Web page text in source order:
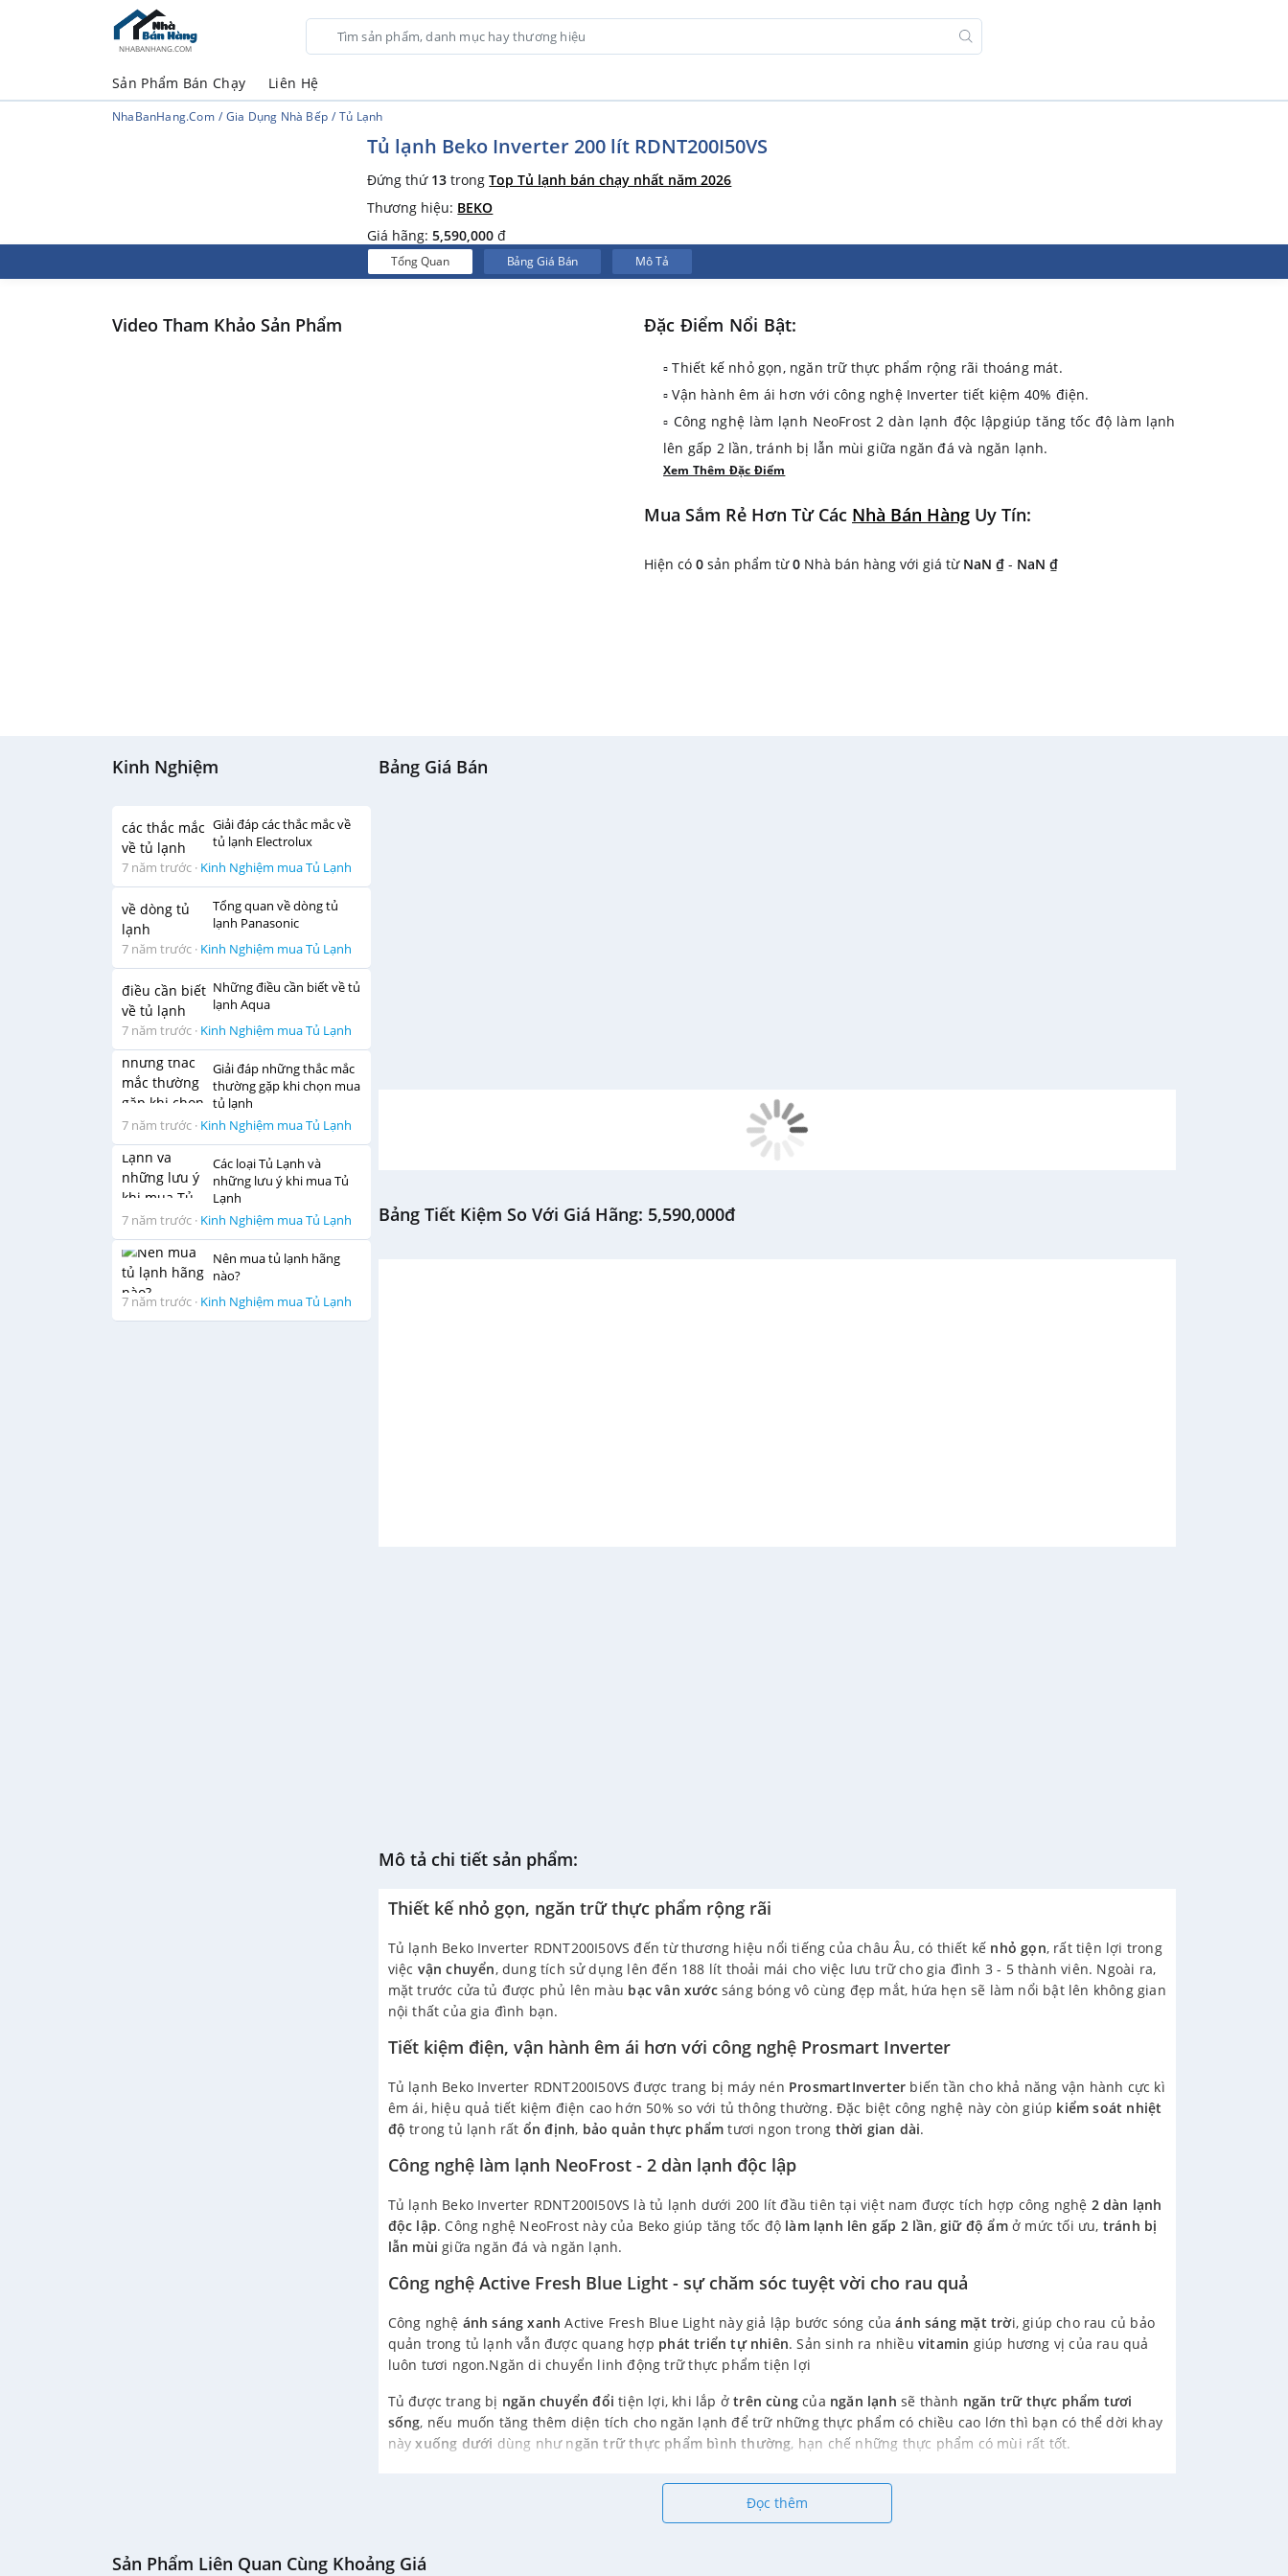
NHABANHANG.COM
Sản Phẩm Bán Chạy Liên Hệ
NhaBanHang.com Gia Dụng Nhà Bếp Tủ Lạnh
Tủ lạnh Beko Inverter 200 lít RDNT200I50VS
Đứng thứ 13 trongTop Tủ lạnh bán chạy nhất năm 2026
Thương hiệu: BEKO
Giá hãng:5,590,000 đ
Tổng Quan Bảng Giá Bán Mô Tả
Video Tham Khảo Sản Phẩm Đặc Điểm Nổi Bật:
▫ Thiết kế nhỏ gọn, ngăn trữ thực phẩm rộng rãi thoáng mát.
▫ Vận hành êm ái hơn với công nghệ Inverter tiết kiệm 40% điện.
▫ Công nghệ làm lạnh NeoFrost 2 dàn lạnh độc lậpgiúp tăng tốc độ làm lạnh
lên gấp 2 lần, tránh bị lẫn mùi giữa ngăn đá và ngăn lạnh.
▫ Công nghệ Active Fresh Blue Light giữ vitamin sự chăm sóc tuyệt vời cho
▫ Ngăn di chuyển linh động trữ thực phẩm tiện lợi.
▫ Máy nén bảo hành 12 năm
Xem Thêm Đặc Điểm
Mua Sắm Rẻ Hơn Từ Các Nhà Bán Hàng Uy Tín:
Hiện có 0 sản phẩm từ0 Nhà bán hàng với giá từ NaN ₫ - NaN ₫
Kinh Nghiệm
Giải đáp các thắc mắc về
tủ lạnh Electrolux
7 năm trước · Kinh Nghiệm mua Tủ Lạnh
Tổng quan về dòng tủ
lạnh Panasonic
7 năm trước · Kinh Nghiệm mua Tủ Lạnh
Những điều cần biết về tủ
lạnh Aqua
7 năm trước · Kinh Nghiệm mua Tủ Lạnh
Giải đáp những thắc mắc
thường gặp khi chọn mua
tủ lạnh
7 năm trước · Kinh Nghiệm mua Tủ Lạnh
Các loại Tủ Lạnh và
những lưu ý khi mua Tủ
Lạnh
7 năm trước · Kinh Nghiệm mua Tủ Lạnh
Nên mua tủ lạnh hãng
nào?
7 năm trước · Kinh Nghiệm mua Tủ Lạnh
Bảng Giá Bán
Bảng Tiết Kiệm So Với Giá Hãng: 5,590,000đ
Mô tả chi tiết sản phẩm:
Thiết kế nhỏ gọn, ngăn trữ thực phẩm rộng rãi
Tủ lạnh Beko Inverter RDNT200I50VS đến từ thương hiệu nổi tiếng của châu Âu, có thiết kế nhỏ gọn, rất tiện lợi trong
việc vận chuyển, dung tích sử dụng lên đến 188 lít thoải mái cho việc lưu trữ cho gia đình 3 - 5 thành viên. Ngoài ra,
mặt trước cửa tủ được phủ lên màu bạc vân xướcsáng bóng vô cùng đẹp mắt, hứa hẹn sẽ làm nổi bật lên không gian
nội thất của gia đình bạn.
Tiết kiệm điện, vận hành êm ái hơn với công nghệ Prosmart Inverter
Tủ lạnh Beko Inverter RDNT200I50VS được trang bị máy nén ProsmartInverter biến tần cho khả năng vận hành cực kì
êm ái, hiệu quả tiết kiệm điện cao hớn 50% so với tủ thông thường. Đặc biệt công nghệ này còn giúp kiểm soát nhiệt
độ trong tủ lạnh rất ổn định, bảo quản thực phẩm tươi ngon trong thời gian dài.
Công nghệ làm lạnh NeoFrost - 2 dàn lạnh độc lập
Tủ lạnh Beko Inverter RDNT200I50VS là tủ lạnh dưới 200 lít đầu tiên tại việt nam được tích hợp công nghệ 2 dàn lạnh
độc lập. Công nghệ NeoFrost này của Beko giúp tăng tốc độ làm lạnh lên gấp 2 lần, giữ độ ẩm ở mức tối ưu, tránh bị
lẫn mùi giữa ngăn đá và ngăn lạnh.
Công nghệ Active Fresh Blue Light - sự chăm sóc tuyệt vời cho rau quả
Công nghệ ánh sáng xanh Active Fresh Blue Light này giả lập bước sóng củaánh sáng mặt trời, giúp cho rau củ bảo
quản trong tủ lạnh vẫn được quang hợp phát triển tự nhiên. Sản sinh ra nhiều vitamin giúp hương vị của rau quả
luôn tươi ngon.Ngăn di chuyển linh động trữ thực phẩm tiện lợi
Tủ được trang bị ngăn chuyển đổi tiện lợi, khi lắp ởtrên cùngcủa ngăn lạnh sẽ thành ngăn trữ thực phẩm tươi
sống, nếu muốn tăng thêm diện tích cho ngăn lạnh để trữ những thực phẩm có chiều cao lớn thì bạn có thể dời khay
nàyxuống dưới dùng như ngăn trữ thực phẩm bình thường, hạn chế những thực phẩm có mùi rất tốt.
Khay cửa ngăn lạnh lớn chứa được 4 chai nước ngọt loại 2 lít
Chiếc tủ lạnh này được Beko ưu ái mở rộng thêm khay thứ 2 ở cửa ngay lạnh. Được làm từ nhựa cao cấp rất chắc
Đọc thêm
Sản Phẩm Liên Quan Cùng Khoảng Giá